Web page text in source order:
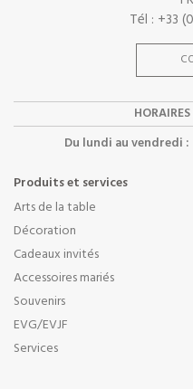
Tél : +33
Du lundi au vendredi :
Produits et services
Arts de la table
Décoration
Cadeaux invités
Accessoires mariés
Souvenirs
EVG/EVJF
Services